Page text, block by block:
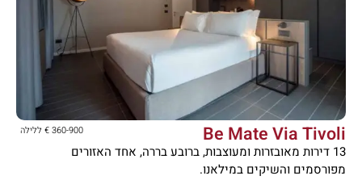





Be Mate Via Tivoli 360-900 € ללילה
13 דירות מאובזרות ומעוצבות, ברובע בררה, אחד האזורים
מפורסמים והשיקים במילאנו.